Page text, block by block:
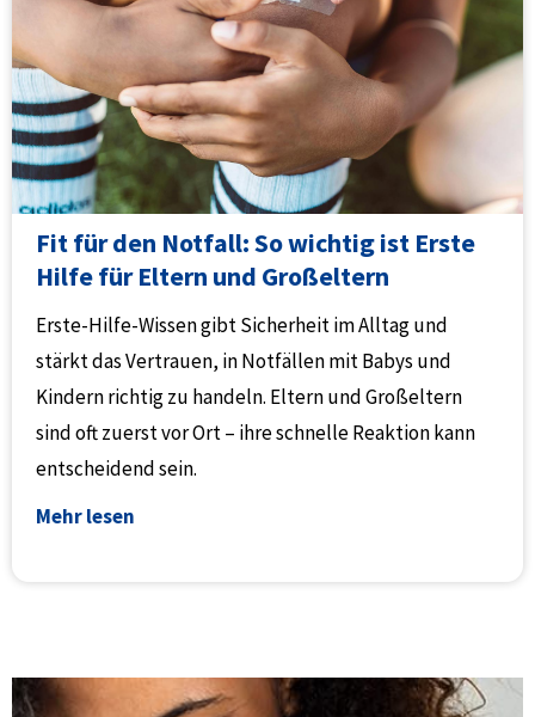
Fit für den Notfall: So wichtig ist Erste
Hilfe für Eltern und Großeltern
Erste-Hilfe-Wissen gibt Sicherheit im Alltag und
stärkt das Vertrauen, in Notfällen mit Babys und
Kindern richtig zu handeln. Eltern und Großeltern
sind oft zuerst vor Ort – ihre schnelle Reaktion kann
entscheidend sein.
Mehr lesen